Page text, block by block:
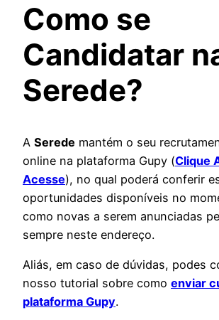
Como se
Candidatar
Serede?
A Serede mantém o seu
online na plataforma Gupy (Clique
Acesse), no qual poderá conferir
oportunidades disponíveis no
como novas a serem anunciadas
sempre neste endereço.
Aliás, em caso de dúvidas, podes
nosso tutorial sobre como enviar
plataforma Gupy.